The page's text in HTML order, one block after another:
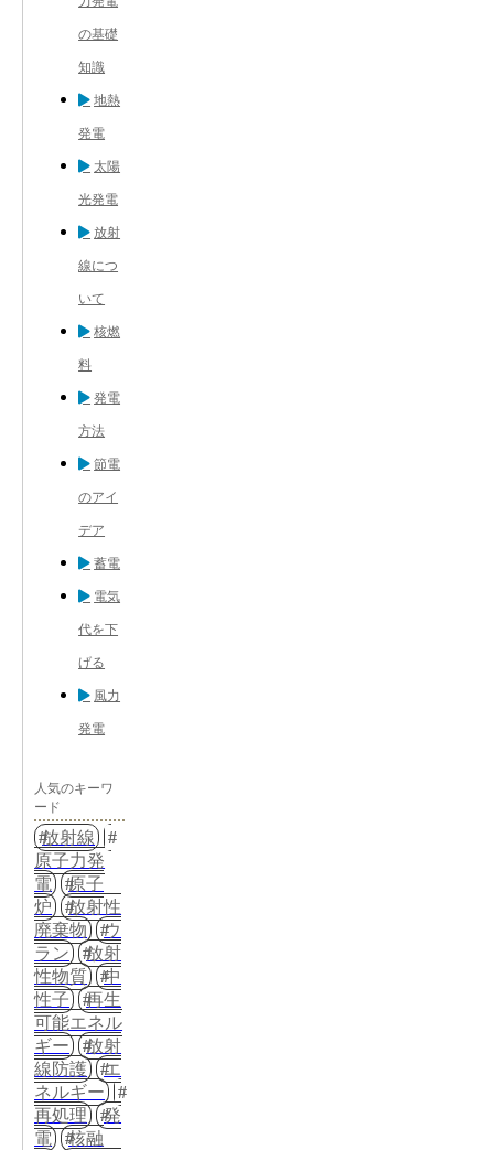
の基礎
知識
地熱
発電
太陽
光発電
放射
線につ
いて
核燃
料
発電
方法
節電
のアイ
デア
蓄電
電気
代を下
げる
風力
発電
人気のキーワ
ード
放射線
原子力発
電
原子
炉
放射性
廃棄物
ウ
ラン
放射
性物質
中
性子
再生
可能エネル
ギー
放射
線防護
エ
ネルギー
再処理
発
電
核融